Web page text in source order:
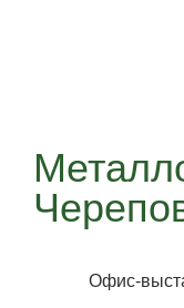
Офис-